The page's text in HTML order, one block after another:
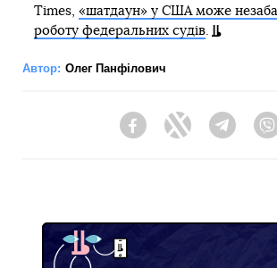
Times, «шатдаун» у США може
роботу федеральних судів.
Автор: Олег Панфілович
FacebookTwitter